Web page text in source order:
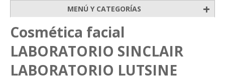
MENÚ Y CATEGORÍAS +
Cosmética facial
LABORATORIO SINCLAIR
LABORATORIO LUTSINE